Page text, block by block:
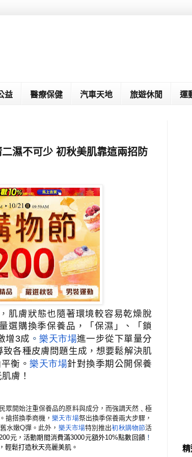
益 醫療保健 汽車天地 旅遊休閒 運
濕不可少 初秋美肌靠這兩招防
， 肌膚狀態也隨著環境較容易乾燥脫
選購換季保養品，「保濕」、「鎖
增3成 。樂天市場進一步從下單量分
各種皮膚問題生成，想要鬆解決肌
衡。樂天市場針對換季期公開保養
膚！
眾開始注重保養品的原料與成分，而強調天然﹑極
搶搭換季商機，樂天市場祭出換季保養兩大步驟，
水嫩Q彈。此外， 樂天市場特別推出初秋購物節活
200元，活動期間消費滿3000元額外10%點數回饋 ！
輕鬆打造秋天亮麗美肌。 精